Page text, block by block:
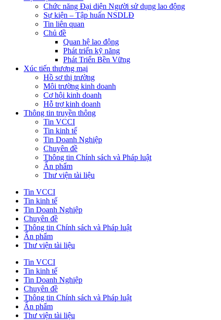
Chức năng Đại diện Người sử dụng lao động
Sự kiện – Tập huấn NSDLĐ
Tin liên quan
Chủ đề
Quan hệ lao động
Phát triển kỹ năng
Phát Triển Bền Vững
Xúc tiến thương mại
Hồ sơ thị trường
Môi trường kinh doanh
Cơ hội kinh doanh
Hỗ trợ kinh doanh
Thông tin truyền thông
Tin VCCI
Tin kinh tế
Tin Doanh Nghiệp
Chuyên đề
Thông tin Chính sách và Pháp luật
Ấn phẩm
Thư viện tài liệu
Tin VCCI
Tin kinh tế
Tin Doanh Nghiệp
Chuyên đề
Thông tin Chính sách và Pháp luật
Ấn phẩm
Thư viện tài liệu
Tin VCCI
Tin kinh tế
Tin Doanh Nghiệp
Chuyên đề
Thông tin Chính sách và Pháp luật
Ấn phẩm
Thư viện tài liệu